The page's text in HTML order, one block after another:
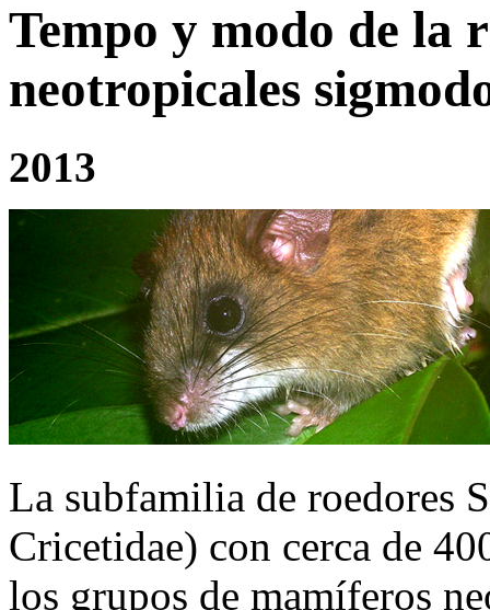
Tempo y modo de la
neotropicales
2013
La subfamilia de roedores
Cricetidae) con cerca de
los grupos de mamíferos